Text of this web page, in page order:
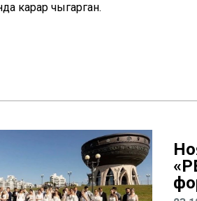
карар чыгарган.